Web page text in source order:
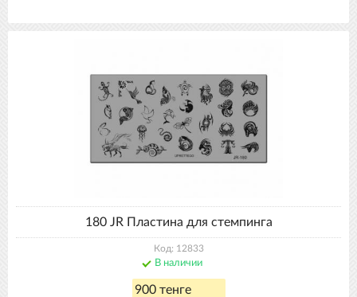
180 JR Пластина для стемпинга
Код: 12833
В наличии
900 тенге